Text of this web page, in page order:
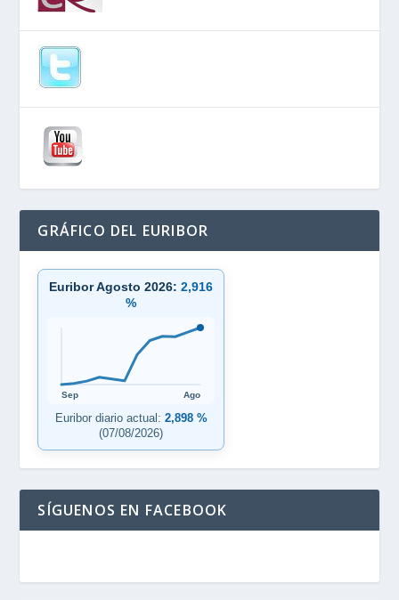
GRÁFICO DEL EURIBOR
Euribor Agosto 2026:2,916
%
Sep Ago
Euribor diario actual: 2,898 %
(07/08/2026)
SÍGUENOS EN FACEBOOK